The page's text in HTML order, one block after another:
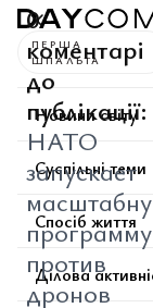
0
коментарі
до
публікації:
НАТО
запускает
программу
против
дронов
ПЕРША
ШПАЛЬТА
Новини світу
Суспільні теми
Спосіб життя
Ділова